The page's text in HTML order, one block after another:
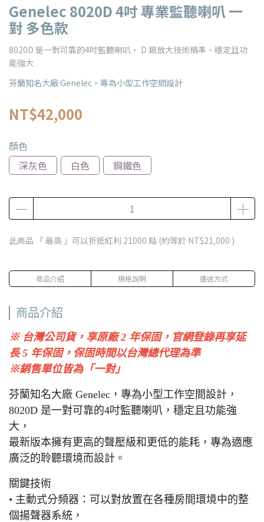
Genelec 8020D 4吋 專業監聽喇叭 一
對 多色款
8020D 是一對可靠的4吋監聽喇叭， D 類放大技術精準、穩定且功
能強大
芬蘭知名大廠 Genelec，專為小型工作空間設計
NT$42,000
顏色
深灰色
白色 鋼鐵色
此商品 「 最高 」可以折抵紅利 21000 點 (約等於 NT$21,000 )
商品介紹 規格說明 運送方式
商品介紹
※ 台灣公司貨，享原廠 2 年保固，官網登錄再享延
長 5 年保固，保固時間以台灣總代理為準
※銷售單位皆為「一對」
芬蘭知名大廠 Genelec，專為小型工作空間設計，
8020D 是一對可靠的4吋監聽喇叭，穩定且功能強
大，
最新版本擁有更高的聲壓級和更低的能耗，專為適應
廣泛的聆聽環境而設計。
關鍵技術
• 主動式分頻器：可以對放置在各種房間環境中的整
個揚聲器系統，